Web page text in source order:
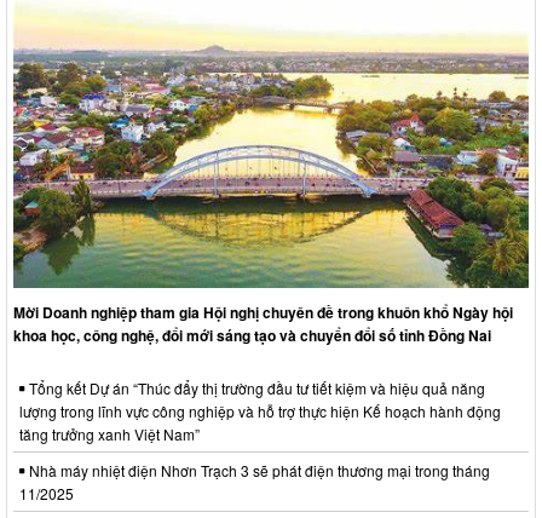
Mời Doanh nghiệp tham gia Hội nghị chuyên đề trong khuôn khổ Ngày hội
khoa học, công nghệ, đổi mới sáng tạo và chuyển đổi số tỉnh Đồng Nai
Tổng kết Dự án “Thúc đẩy thị trường đầu tư tiết kiệm và hiệu quả năng
lượng trong lĩnh vực công nghiệp và hỗ trợ thực hiện Kế hoạch hành động
tăng trưởng xanh Việt Nam”
Nhà máy nhiệt điện Nhơn Trạch 3 sẽ phát điện thương mại trong tháng
11/2025